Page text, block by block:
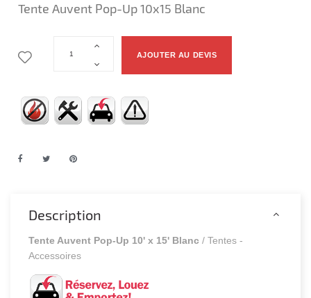
Tente Auvent Pop-Up 10x15 Blanc
AJOUTER AU DEVIS
Description
Tente Auvent Pop-Up 10' x 15' Blanc/ Tentes -
Accessoires